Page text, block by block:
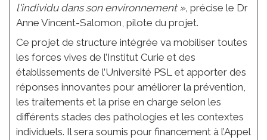
l'individu dans son environnement », précise le Dr
Anne Vincent-Salomon, pilote du projet.
Ce projet de structure intégrée va mobiliser toutes
les forces vives de l’Institut Curie et des
établissements de l’Université PSL et apporter des
réponses innovantes pour améliorer la prévention,
les traitements et la prise en charge selon les
différents stades des pathologies et les contextes
individuels. Il sera soumis pour financement à l’Appel